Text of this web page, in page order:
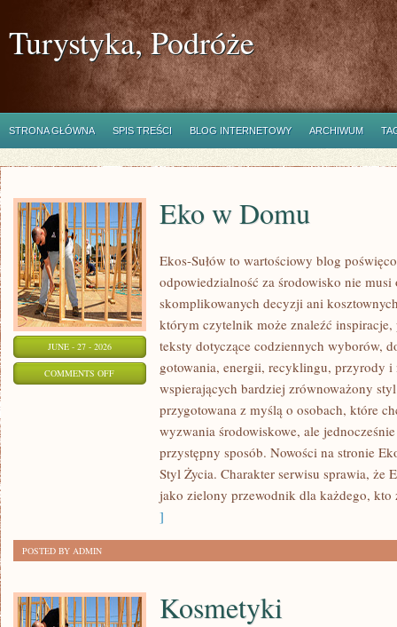
Turystyka, Podróże
STRONA GŁÓWNA SPIS TREŚCI BLOG INTERNETOWY ARCHIWUM
JUNE - 27 - 2026
COMMENTS OFFON
Eko w Domu
Ekos-Sułów to wartościowy blog
odpowiedzialność za środowisko nie
skomplikowanych decyzji ani
którym czytelnik może znaleźć inspiracje,
teksty dotyczące codziennych wyborów,
gotowania, energii, recyklingu, przyrody i
wspierających bardziej zrównoważony styl
przygotowana z myślą o osobach, które
wyzwania środowiskowe, ale
przystępny sposób. Nowości na stronie
Styl Życia. Charakter serwisu sprawia, że
jako zielony przewodnik dla każdego, kto
]
POSTED BY ADMIN
Kosmetyki